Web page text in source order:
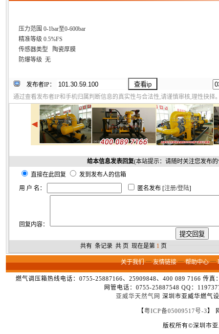
压力范围 0-1bar至0-600bar
精准等级 0.5%FS
传感器类型 陶瓷厚膜
防爆等级 无
发布者IP：
通过查看发布者IP和手机归属判断信息的真实性与合法性,请谨慎审核,理性抉择
给本信息发表回复(本站提示：请随时关注您发布
直接在此回复
发到发布人的信箱
用 户 名：
匿名发布 [注册/登陆]
回复内容：
共有 条记录 共 页 现在是第 1 页
关于我们┈友情链接┈帮助中心┈
燃气调压箱热线电话：0755-25887166、25909848、400 089 7166 传
网管电话：0755-25887548 QQ：
亚威华天然气网 深圳市亚威华燃气
【粤ICP备05009517号-3】
版权所有©深圳市